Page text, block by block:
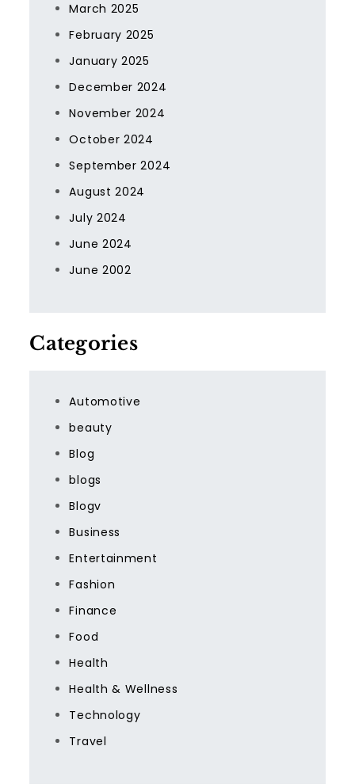
March 2025
February 2025
January 2025
December 2024
November 2024
October 2024
September 2024
August 2024
July 2024
June 2024
June 2002
Categories
Automotive
beauty
Blog
blogs
Blogv
Business
Entertainment
Fashion
Finance
Food
Health
Health & Wellness
Technology
Travel